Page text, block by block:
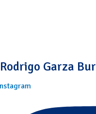
Rodrigo Garza